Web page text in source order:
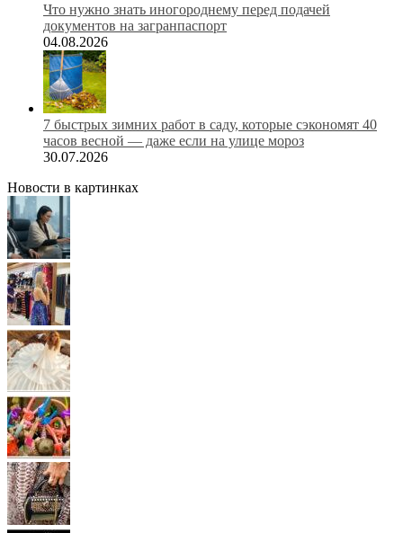
Что нужно знать иногороднему перед подачей
документов на загранпаспорт
04.08.2026
7 быстрых зимних работ в саду, которые сэкономят 40
часов весной — даже если на улице мороз
30.07.2026
Новости в картинках